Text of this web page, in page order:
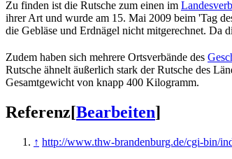
Zu finden ist die Rutsche zum einen im
ihrer Art und wurde am 15. Mai 2009 beim 'Tag
die Gebläse und Erdnägel nicht mitgerechnet. Da
Zudem haben sich mehrere Ortsverbände des
Rutsche ähnelt äußerlich stark der Rutsche des
Gesamtgewicht von knapp 400 Kilogramm.
Referenz[Bearbeiten]
↑ http://www.thw-brandenburg.de/cgi-bin/